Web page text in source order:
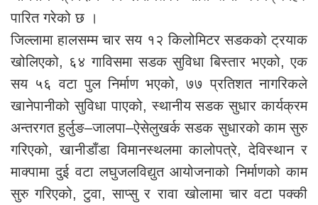
पारित गरेको छ ।
जिल्लामा हालसम्म चार सय १२ किलोमिटर सडकको ट्रयाक
खोलिएको, ६४ गाविसमा सडक सुविधा बिस्तार भएको, एक
सय ५६ वटा पुल निर्माण भएको, ७७ प्रतिशत नागरिकले
खानेपानीको सुविधा पाएको, स्थानीय सडक सुधार कार्यक्रम
अन्तरगत हुर्लुङ–जालपा–ऐसेलुखर्क सडक सुधारको काम सुरु
गरिएको, खानीडाँडा विमानस्थलमा कालोपत्रे, देविस्थान र
माक्पामा दुई वटा लघुजलविद्युत आयोजनाको निर्माणको काम
सुरु गरिएको, टुवा, साप्सु र रावा खोलामा चार वटा पक्की